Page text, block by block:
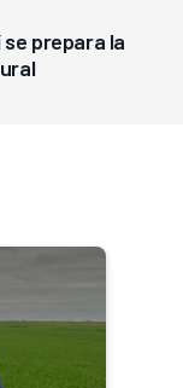
se prepara la